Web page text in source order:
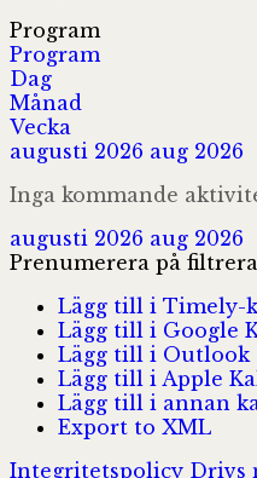
Program
Program
Dag
Månad
Vecka
augusti 2026 aug 2026
Inga kommande
augusti 2026 aug 2026
Prenumerera på
Lägg till i Timely-
Lägg till i Google
Lägg till i Outlook
Lägg till i Apple
Lägg till i annan
Export to XML
Integritetspolicy Drivs